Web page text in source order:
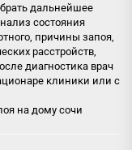
дальнейшее
состояния
причины запоя,
расстройств,
диагностика врач
клиники или с
на дому сочи